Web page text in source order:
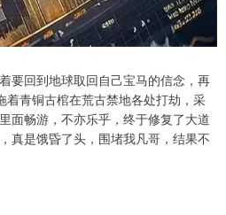
要回到地球取回自己宝马的信念，再
着青铜古棺在荒古禁地各处打劫，采
面畅游，不亦乐乎，终于修复了大道
真是饿昏了头，围堵我凡哥，结果不